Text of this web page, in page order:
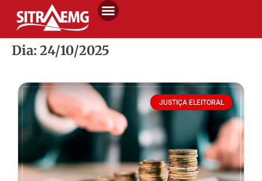
Dia: 24/10/2025
JUSTIÇA ELEITORAL